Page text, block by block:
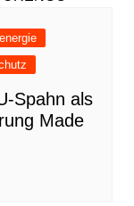
Spahn als
Made